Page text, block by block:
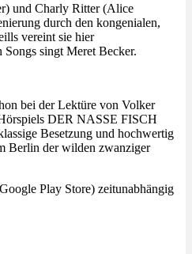
und Charly Ritter (Alice
durch den kongenialen,
vereint sie hier
Songs singt Meret Becker.
bei der Lektüre von Volker
DER NASSE FISCH
Besetzung und hochwertig
Berlin der wilden zwanziger
Play Store) zeitunabhängig